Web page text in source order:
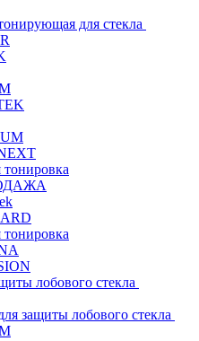
для стекла
лобового стекла
защиты лобового стекла